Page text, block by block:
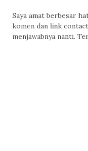
Saya amat berbesar
komen dan link
menjawabnya nanti.